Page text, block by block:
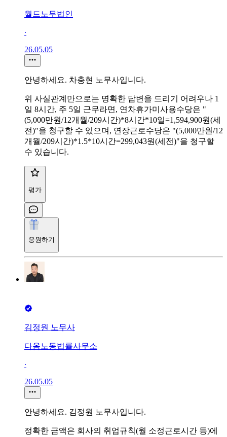
월드노무법인
∙
26.05.05
안녕하세요. 차충현 노무사입니다.
위 사실관계만으로는 명확한 답변을 드리기 어려우나 1
일 8시간, 주 5일 근무라면, 연차휴가미사용수당은 "
(5,000만원/12개월/209시간)*8시간*10일=1,594,900원(세
전)"을 청구할 수 있으며, 연장근로수당은 "(5,000만원/12
개월/209시간)*1.5*10시간=299,043원(세전)"을 청구할
수 있습니다.
평가
응원하기
김정원 노무사
다옴노동법률사무소
∙
26.05.05
안녕하세요. 김정원 노무사입니다.
​정확한 금액은 회사의 취업규칙(월 소정근로시간 등)에